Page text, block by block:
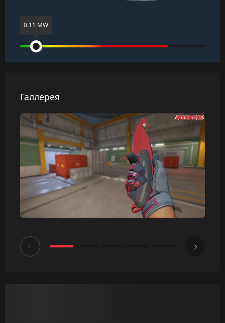
0.11 MW
Галлерея